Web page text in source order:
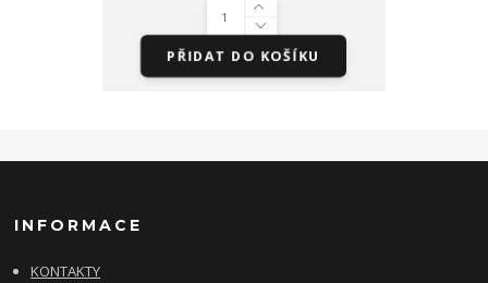
PŘIDAT DO KOŠÍKU
INFORMACE
KONTAKTY